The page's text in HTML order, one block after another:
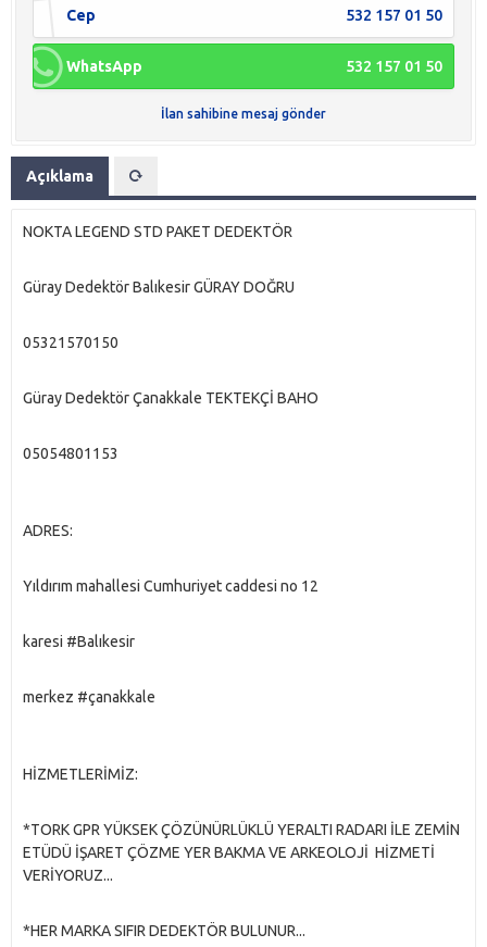
Cep 532 157 01 50
WhatsApp 532 157 01 50
İlan sahibine mesaj gönder
Açıklama
NOKTA LEGEND STD PAKET DEDEKTÖR
Güray Dedektör Balıkesir GÜRAY DOĞRU
05321570150
Güray Dedektör Çanakkale TEKTEKÇİ BAHO
05054801153
ADRES:
Yıldırım mahallesi Cumhuriyet caddesi no 12
karesi #Balıkesir
merkez #çanakkale
HİZMETLERİMİZ:
*TORK GPR YÜKSEK ÇÖZÜNÜRLÜKLÜ YERALTI RADARI İLE ZEMİN
ETÜDÜ İŞARET ÇÖZME YER BAKMA VE ARKEOLOJİ HİZMETİ
VERİYORUZ...
*HER MARKA SIFIR DEDEKTÖR BULUNUR...